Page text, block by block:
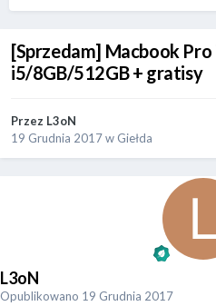
[Sprzedam] Macbook
i5/8GB/512GB + gratisy
Przez L3oN
19 Grudnia 2017w Giełda
L3oN
Opublikowano 19 Grudnia 2017